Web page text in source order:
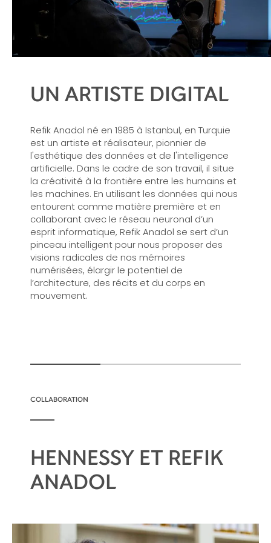
UN ARTISTE DIGITAL
Refik Anadol né en 1985 à Istanbul, en Turquie
est un artiste et réalisateur, pionnier de
l'esthétique des données et de l'intelligence
artificielle. Dans le cadre de son travail, il situe
la créativité à la frontière entre les humains et
les machines. En utilisant les données qui nous
entourent comme matière première et en
collaborant avec le réseau neuronal d’un
esprit informatique, Refik Anadol se sert d’un
pinceau intelligent pour nous proposer des
visions radicales de nos mémoires
numérisées, élargir le potentiel de
l’architecture, des récits et du corps en
mouvement.
COLLABORATION
HENNESSY ET REFIK
ANADOL